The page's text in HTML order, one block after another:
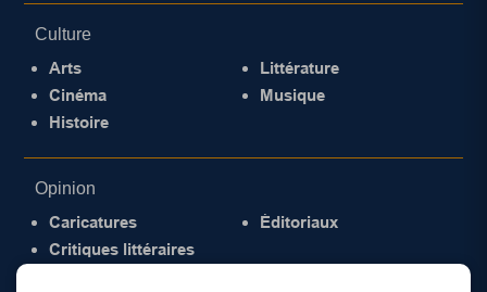
Culture
Arts
Cinéma
Histoire
Littérature
Musique
Opinion
Caricatures
Critiques littéraires
Éditoriaux